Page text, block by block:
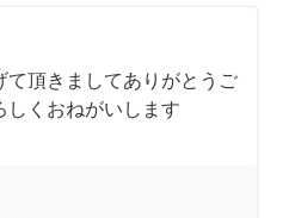
て頂きましてありがとうご
しくおねがいします